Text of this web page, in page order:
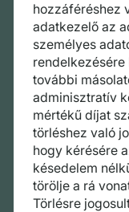
hozzáféréshez
adatkezelő az
személyes
további
adminisztratív
mértékű díjat
törléshez való
hogy kérésére
késedelem
törölje a rá
Törlésre